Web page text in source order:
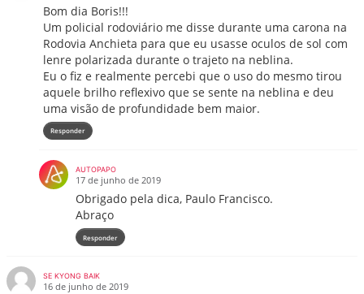
Bom dia Boris!!!
Um policial rodoviário me disse durante uma carona na
Rodovia Anchieta para que eu usasse oculos de sol com
lenre polarizada durante o trajeto na neblina.
Eu o fiz e realmente percebi que o uso do mesmo tirou
aquele brilho reflexivo que se sente na neblina e deu
uma visão de profundidade bem maior.
Responder
AUTOPAPO
17 de junho de 2019
Obrigado pela dica, Paulo Francisco.
Abraço
Responder
SE KYONG BAIK
16 de junho de 2019